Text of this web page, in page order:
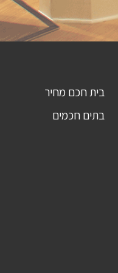
בית חכם מחיר
בתים חכמים